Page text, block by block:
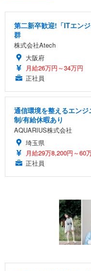
第二新卒歓迎!「ITエン
群
株式会社Atech
大阪府
月給26万円～34万円
正社員
通信環境を整えるエン
制/有給休暇あり
AQUARIUS株式会社
埼玉県
月給29万8,200円～60
正社員